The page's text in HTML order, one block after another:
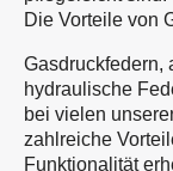
Die Vorteile von
Gasdruckfedern,
hydraulische
bei vielen
zahlreiche
Funktionalität